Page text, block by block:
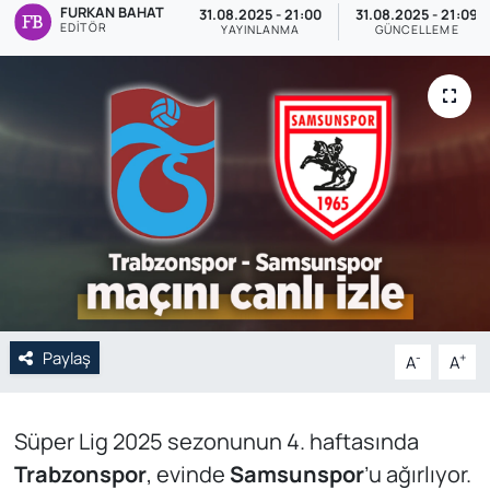
FURKAN BAHAT
EDITÖR
31.08.2025 - 21:00
YAYINLANMA
31.08.2025 - 21:09
GÜNCELLEME
Paylaş A- A+
Süper Lig 2025 sezonunun 4. haftasında
Trabzonspor, evinde Samsunspor’u ağırlıyor.
Gündem
Özel Haber
POLİTİKA
Siyaset
Spor
Web Tv
Yerel